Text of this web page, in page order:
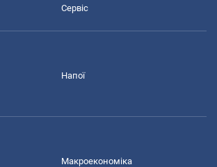
Сервіс
Напої
Макроекономіка